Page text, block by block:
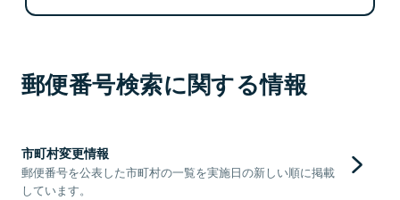
郵便番号検索に関する情報
市町村変更情報
郵便番号を公表した市町村の一覧を実施日の新しい順に掲載
しています。